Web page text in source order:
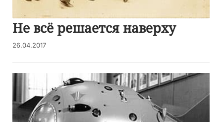
Не всё решается наверху
26.04.2017